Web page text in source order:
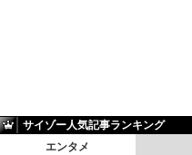
サイゾー人気記事ランキング
エンタメ